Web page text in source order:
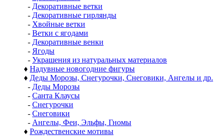
- Декоративные ветки
- Декоративные гирлянды
- Хвойные ветки
- Ветки с ягодами
- Декоративные венки
- Ягоды
- Украшения из натуральных материалов
♦ Надувные новогодние фигуры
♦ Деды Морозы, Снегурочки, Снеговики, Ангелы и др.
- Деды Морозы
- Санта Клаусы
- Снегурочки
- Снеговики
- Ангелы, Феи, Эльфы, Гномы
♦ Рождественские мотивы